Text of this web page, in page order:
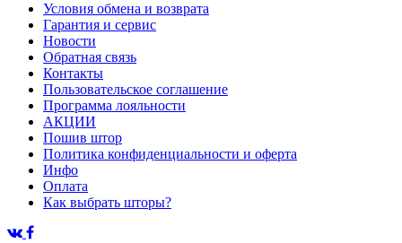
Условия обмена и возврата
Гарантия и сервис
Новости
Обратная связь
Контакты
Пользовательское соглашение
Программа лояльности
АКЦИИ
Пошив штор
Политика конфиденциальности и оферта
Инфо
Оплата
Как выбрать шторы?